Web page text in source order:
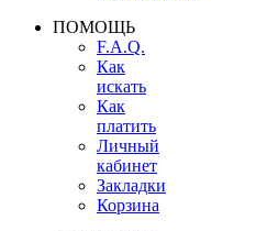
ПОМОЩЬ
F.A.Q.
Как
искать
Как
платить
Личный
кабинет
Закладки
Корзина